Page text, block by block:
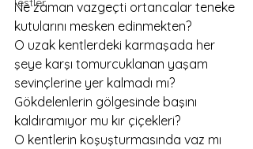
Ne zaman vazgeçti ortancalar teneke
kutularını mesken edinmekten?
O uzak kentlerdeki karmaşada her
şeye karşı tomurcuklanan yaşam
sevinçlerine yer kalmadı mı?
Gökdelenlerin gölgesinde başını
kaldıramıyor mu kır çiçekleri?
O kentlerin koşuşturmasında vaz mı